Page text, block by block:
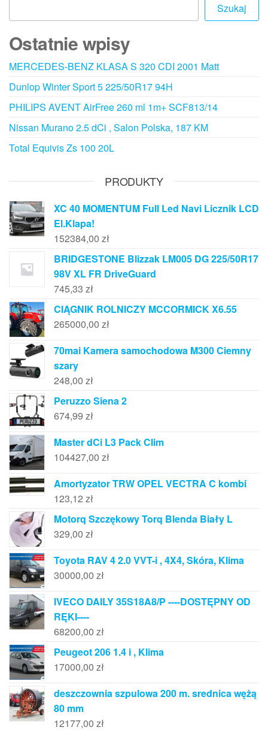
Szukaj
Ostatnie wpisy
MERCEDES-BENZ KLASA S 320 CDI 2001 Matt
Dunlop Winter Sport 5 225/50R17 94H
PHILIPS AVENT AirFree 260 ml 1m+ SCF813/14
Nissan Murano 2.5 dCi , Salon Polska, 187 KM
Total Equivis Zs 100 20L
PRODUKTY
XC 40 MOMENTUM Full Led Navi Licznik LCD
El.Klapa!
152384,00 zł
BRIDGESTONE Blizzak LM005 DG 225/50R17
98V XL FR DriveGuard
745,33 zł
CIĄGNIK ROLNICZY MCCORMICK X6.55
265000,00 zł
70mai Kamera samochodowa M300 Ciemny
szary
248,00 zł
Peruzzo Siena 2
674,99 zł
Master dCi L3 Pack Clim
104427,00 zł
Amortyzator TRW OPEL VECTRA C kombi
123,12 zł
Motorq Szczękowy Torq Blenda Biały L
329,00 zł
Toyota RAV 4 2.0 VVT-i , 4X4, Skóra, Klima
30000,00 zł
IVECO DAILY 35S18A8/P ----DOSTĘPNY OD
RĘKI----
68200,00 zł
Peugeot 206 1.4 i , Klima
17000,00 zł
deszczownia szpulowa 200 m. srednica wężą
80 mm
12177,00 zł